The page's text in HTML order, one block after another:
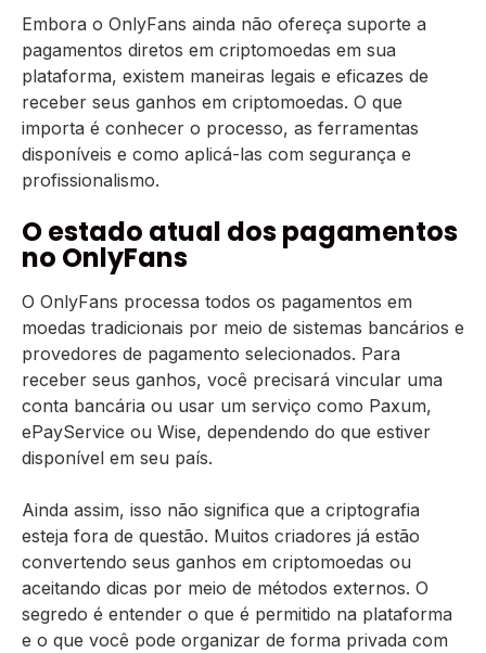
Embora o OnlyFans ainda não ofereça suporte a
pagamentos diretos em criptomoedas em sua
plataforma, existem maneiras legais e eficazes de
receber seus ganhos em criptomoedas. O que
importa é conhecer o processo, as ferramentas
disponíveis e como aplicá-las com segurança e
profissionalismo.
O estado atual dos pagamentos
no OnlyFans
O OnlyFans processa todos os pagamentos em
moedas tradicionais por meio de sistemas bancários e
provedores de pagamento selecionados. Para
receber seus ganhos, você precisará vincular uma
conta bancária ou usar um serviço como Paxum,
ePayService ou Wise, dependendo do que estiver
disponível em seu país.
Ainda assim, isso não significa que a criptografia
esteja fora de questão. Muitos criadores já estão
convertendo seus ganhos em criptomoedas ou
aceitando dicas por meio de métodos externos. O
segredo é entender o que é permitido na plataforma
e o que você pode organizar de forma privada com